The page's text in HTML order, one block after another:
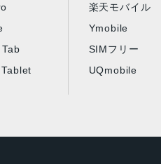
楽天モバイル
Ymobile
SIMフリー
UQmobile